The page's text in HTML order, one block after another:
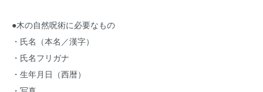
●木の自然呪術に必要なもの
・氏名（本名／漢字）
・氏名フリガナ
・生年月日（西暦）